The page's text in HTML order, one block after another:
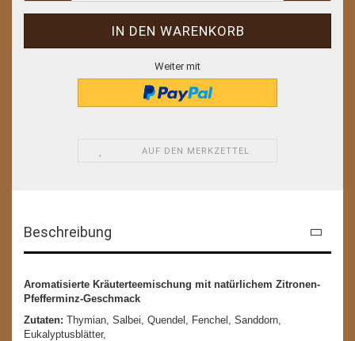
Weiter mit
AUF DEN MERKZETTEL
Beschreibung
Aromatisierte Kräuterteemischung mit natürlichem Zitronen-
Pfefferminz-Geschmack
Zutaten: Thymian, Salbei, Quendel, Fenchel, Sanddorn,
Eukalyptusblätter,